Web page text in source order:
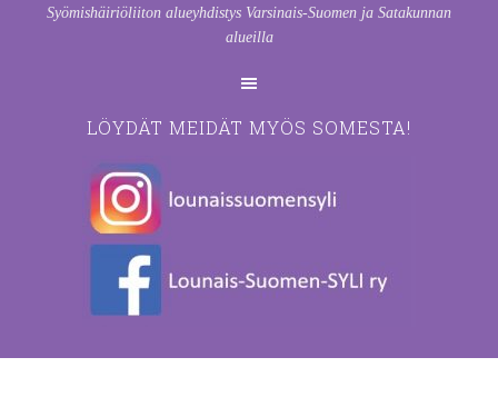
Syömishäiriöliiton alueyhdistys Varsinais-Suomen ja Satakunnan
alueilla
LÖYDÄT MEIDÄT MYÖS SOMESTA!